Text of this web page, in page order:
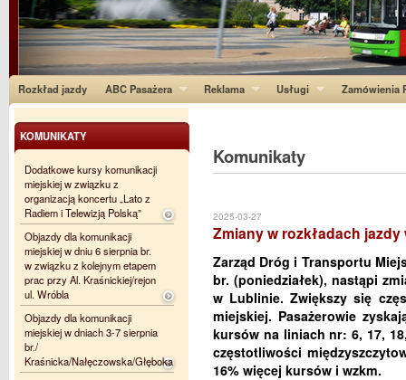
Rozkład jazdy ABC Pasażera Reklama Usługi Zamówienia
Komunikaty
2025-03-27
Zmiany w rozkładach
Zarząd Dróg i Transportu
br. (poniedziałek), nastąpi
w Lublinie. Zwiększy się
miejskiej. Pasażerowie
kursów na liniach nr: 6, 17,
częstotliwości
16% więcej kursów i wzkm.
KOMUNIKATY
Dodatkowe kursy komunikacji
miejskiej w związku z
organizacją koncertu „Lato z
Radiem i Telewizją Polską”
Objazdy dla komunikacji
miejskiej w dniu 6 sierpnia br.
w związku z kolejnym etapem
prac przy Al. Kraśnickiej/rejon
ul. Wróbla
Objazdy dla komunikacji
miejskiej w dniach 3-7 sierpnia
br./
Kraśnicka/Nałęczowska/Głęboka